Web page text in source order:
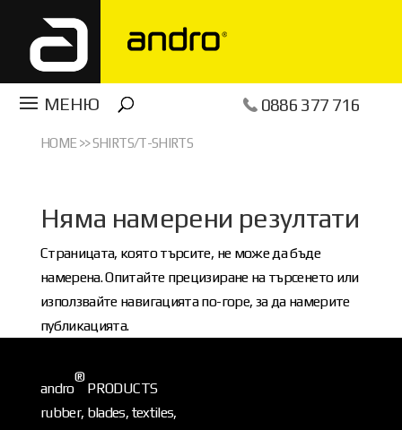
0886 377 716
HOME >>SHIRTS/T-SHIRTS
Няма намерени резултати
Страницата, която търсите, не може да бъде
намерена. Опитайте прецизиране на търсенето или
използвайте навигацията по-горе, за да намерите
публикацията.
andro
®
PRODUCTS
rubber, blades, textiles,